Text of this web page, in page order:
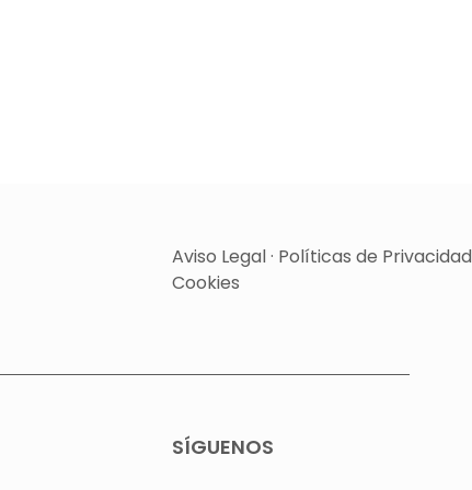
Aviso Legal· Políticas de Privacidad
Cookies
SÍGUENOS